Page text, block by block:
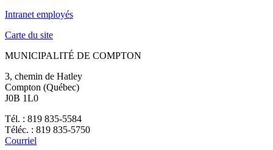
Intranet employés
Carte du site
MUNICIPALITÉ DE COMPTON
3, chemin de Hatley
Compton (Québec)
J0B 1L0
Tél. : 819 835-5584
Téléc. : 819 835-5750
Courriel